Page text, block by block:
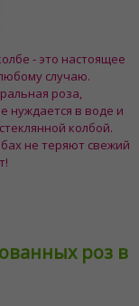
- это настоящее
случаю.
роза,
нуждается в воде и
колбой.
не теряют свежий
роз в